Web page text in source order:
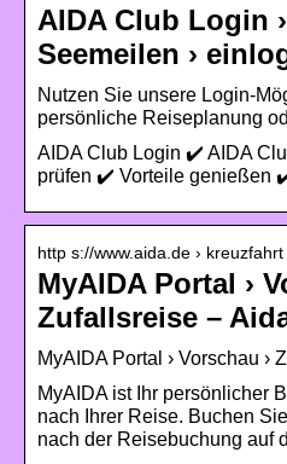
AIDA Club Login
Seemeilen ›
Nutzen Sie unsere Login-
persönliche Reiseplanung
AIDA Club Login ✔️ AIDA
prüfen ✔️ Vorteile genießen ✔️
http s://www.aida.de ›
MyAIDA Portal ›
Zufallsreise –
MyAIDA Portal › Vorschau ›
MyAIDA ist Ihr persönlicher
nach Ihrer Reise. Buchen
nach der Reisebuchung auf